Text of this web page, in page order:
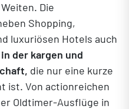
Die
Shopping,
luxuriösen Hotels auch
der kargen und
die nur eine kurze
ist. Von actionreichen
Oldtimer-Ausflüge in